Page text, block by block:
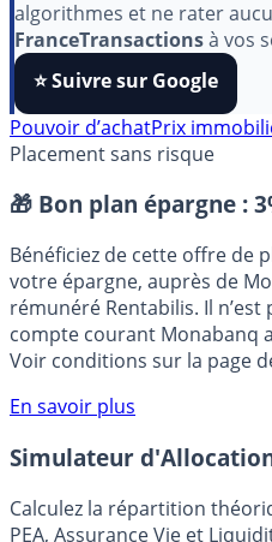
Pour soutenir le travail de
algorithmes et ne rater
FranceTransactionsà vos
⭐️ Suivre sur Google
Placement sans risque
🎁 Bon plan épargne :
Bénéficiez de cette offre de
votre épargne, auprès de
rémunéré Rentabilis. Il n’est
Voir conditions sur la page
En savoir plus
Simulateur